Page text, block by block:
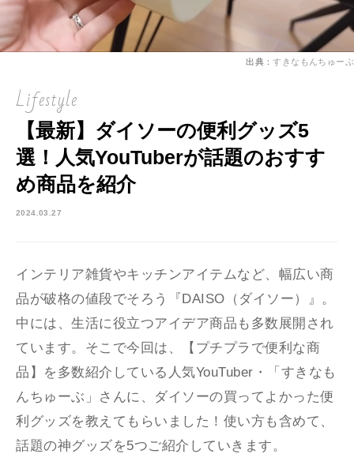
出典：すきなもんちゅーぶ
Lifestyle
【最新】ダイソーの便利グッズ5
選！人気YouTuberが話題のおすす
め商品を紹介
2024.03.27
インテリア雑貨やキッチンアイテムなど、幅広い商
品が破格の値段でそろう『DAISO（ダイソー）』。
中には、生活に役立つアイデア商品も多数展開され
ています。そこで今回は、【プチプラで便利な商
品】を多数紹介している人気YouTuber・「すきなも
んちゅーぶ」さんに、ダイソーの買ってよかった便
利グッズを教えてもらいました！使い方も含めて、
話題の神グッズを5つご紹介していきます。